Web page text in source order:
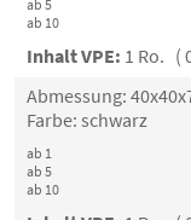
ab 5
ab 10
Inhalt VPE: 1 Ro. (
Abmessung:
Farbe: schwarz
ab 1
ab 5
ab 10